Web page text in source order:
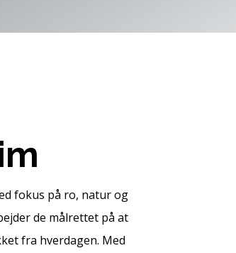
fokus på ro, natur og
de målrettet på at
fra hverdagen. Med